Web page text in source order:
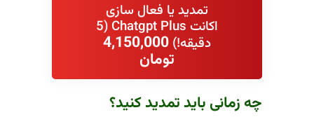
تمدید یا فعال سازی
اکانت Chatgpt Plus (5
دقیقه!) 4,150,000
تومان
چه زمانی باید تمدید کنید؟